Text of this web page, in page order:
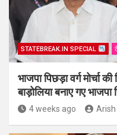
STATEBREAK.IN SPECIAL
भाजपा पिछड़ा वर्ग मोर्चा
बाड़ोलिया बनाए गए भाजपा
4 weeks ago